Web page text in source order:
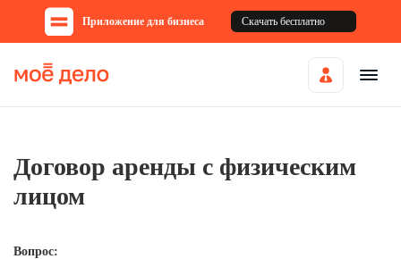
Приложение для бизнеса Скачать бесплатно
Договор аренды с физическим
лицом
Вопрос: